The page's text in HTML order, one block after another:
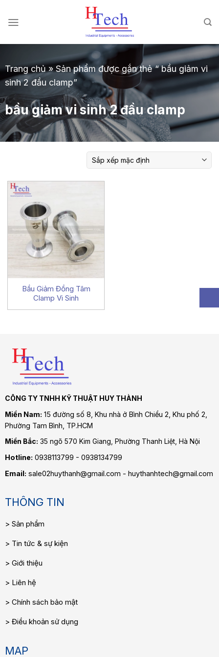
đến
dung
Trang chủ»Sản phẩm được gắn thẻ “ bầu giảm vi
sinh 2 đầu clamp”
bầu giảm vi sinh 2 đầu clamp
Bầu Giảm Đồng Tâm
Clamp Vi Sinh
CÔNG TY TNHH KỸ THUẬT HUY THÀNH
Miền Nam: 15 đường số 8, Khu nhà ở Bình Chiểu 2, Khu phố 2,
Phường Tam Bình , TP.HCM
Miền Bắc: 35 ngõ 570 Kim Giang, Phường Thanh Liệt, Hà Nội
Hotline: 0938113799 - 0938134799
Email: sale02huythanh@gmail.com - huythanhtech@gmail.com
THÔNG TIN
Sản phẩm
Tin tức & sự kiện
Giới thiệu
Liên hệ
Chính sách bảo mật
Điều khoản sử dụng
MAP